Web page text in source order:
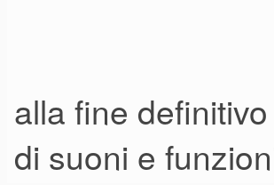
alla fine
di suoni e